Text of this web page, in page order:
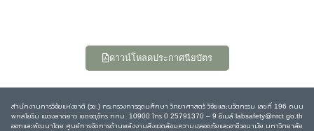
ดาวน์โหลดประกาศนียบัตร
สำนักงานการวิจัยแห่งชาติ (วช.) กระทรวงการอุดมศึกษา วิทยาศาสตร์ วิจัยและนวัตกรรม เลขที่ 196 ถนน
พหลโยธิน แขวงลาดยาว เขตจตุจักร กทม. 10900 โทร 0 25791370 – 9 อีเมล์ labsafety@nrct.go.th
ออกและพัฒนาโดย ศูนย์การจัดการด้านพลังงานสิ่งแวดล้อมความปลอดภัยและอาชีวอนามัย มหาวิทยาลัย